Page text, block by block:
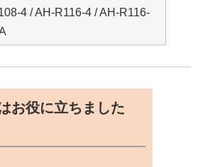
4 / AH-R116-4 / AH-R116-
お役に立ちました